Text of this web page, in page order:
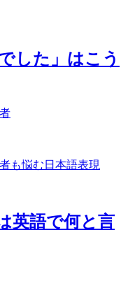
した」はこう
も悩む日本語表現
英語で何と言